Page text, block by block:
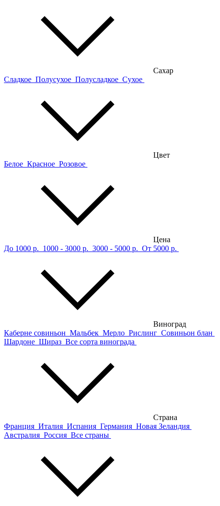
Сахар
Сладкое Полусухое Полусладкое Сухое
Цвет
Белое Красное Розовое
Цена
До 1000 р. 1000 - 3000 р. 3000 - 5000 р. От 5000 р.
Виноград
Каберне совиньон Мальбек Мерло Рислинг Совиньон блан
Шардоне Шираз Все сорта винограда
Страна
Франция Италия Испания Германия Новая Зеландия
Австралия Россия Все страны